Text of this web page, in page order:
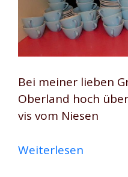
Bei meiner lieben
Oberland hoch
vis vom Niesen
Weiterlesen